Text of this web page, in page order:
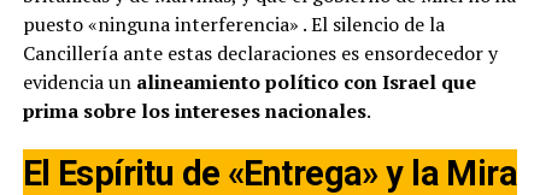
puesto «ninguna interferencia» . El silencio de la
Cancillería ante estas declaraciones es ensordecedor y
evidencia un alineamiento político con Israel que
prima sobre los intereses nacionales.
El Espíritu de «Entrega» y la Mira